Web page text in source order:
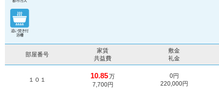
部屋番号
家賃
共益費
敷金
礼金
１０１ 10.85万
7,700円
0円
220,000円